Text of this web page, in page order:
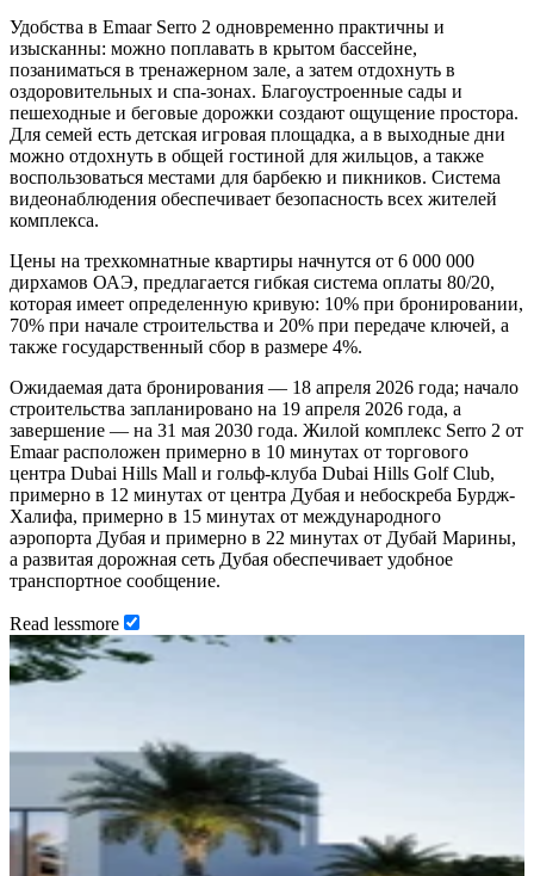
Удобства в Emaar Serro 2 одновременно практичны и
изысканны: можно поплавать в крытом бассейне,
позаниматься в тренажерном зале, а затем отдохнуть в
оздоровительных и спа-зонах. Благоустроенные сады и
пешеходные и беговые дорожки создают ощущение простора.
Для семей есть детская игровая площадка, а в выходные дни
можно отдохнуть в общей гостиной для жильцов, а также
воспользоваться местами для барбекю и пикников. Система
видеонаблюдения обеспечивает безопасность всех жителей
комплекса.
Цены на трехкомнатные квартиры начнутся от 6 000 000
дирхамов ОАЭ, предлагается гибкая система оплаты 80/20,
которая имеет определенную кривую: 10% при бронировании,
70% при начале строительства и 20% при передаче ключей, а
также государственный сбор в размере 4%.
Ожидаемая дата бронирования — 18 апреля 2026 года; начало
строительства запланировано на 19 апреля 2026 года, а
завершение — на 31 мая 2030 года. Жилой комплекс Serro 2 от
Emaar расположен примерно в 10 минутах от торгового
центра Dubai Hills Mall и гольф-клуба Dubai Hills Golf Club,
примерно в 12 минутах от центра Дубая и небоскреба Бурдж-
Халифа, примерно в 15 минутах от международного
аэропорта Дубая и примерно в 22 минутах от Дубай Марины,
а развитая дорожная сеть Дубая обеспечивает удобное
транспортное сообщение.
Read lessmore